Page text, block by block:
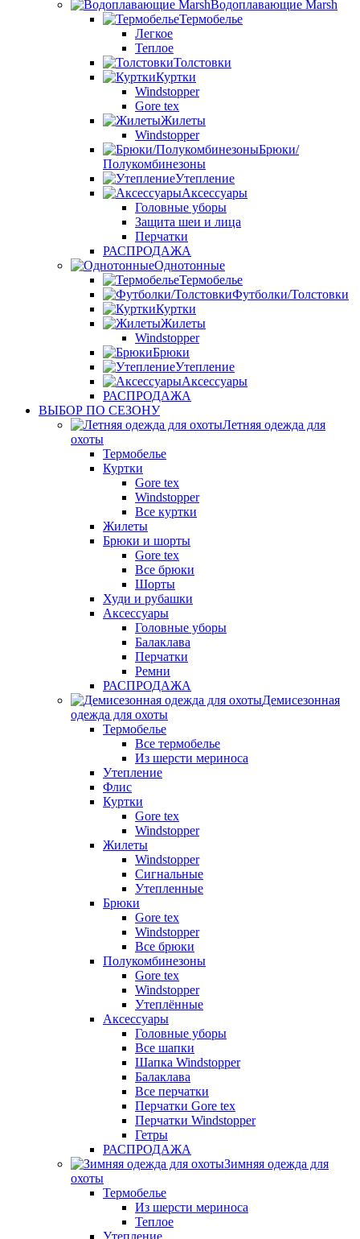
Водоплавающие Marsh
Термобелье
Легкое
Теплое
Толстовки
Куртки
Windstopper
Gore tex
Жилеты
Windstopper
Брюки/
Полукомбинезоны
Утепление
Аксессуары
Головные уборы
Защита шеи и лица
Перчатки
РАСПРОДАЖА
Однотонные
Термобелье
Футболки/Толстовки
Куртки
Жилеты
Windstopper
Брюки
Утепление
Аксессуары
РАСПРОДАЖА
ВЫБОР ПО СЕЗОНУ
Летняя одежда для
охоты
Термобелье
Куртки
Gore tex
Windstopper
Все куртки
Жилеты
Брюки и шорты
Gore tex
Все брюки
Шорты
Худи и рубашки
Аксессуары
Головные уборы
Балаклава
Перчатки
Ремни
РАСПРОДАЖА
Демисезонная
одежда для охоты
Термобелье
Все термобелье
Из шерсти мериноса
Утепление
Флис
Куртки
Gore tex
Windstopper
Жилеты
Windstopper
Сигнальные
Утепленные
Брюки
Gore tex
Windstopper
Все брюки
Полукомбинезоны
Gore tex
Windstopper
Утеплённые
Аксессуары
Головные уборы
Все шапки
Шапка Windstopper
Балаклава
Все перчатки
Перчатки Gore tex
Перчатки Windstopper
Гетры
РАСПРОДАЖА
Зимняя одежда для
охоты
Термобелье
Из шерсти мериноса
Теплое
Утепление